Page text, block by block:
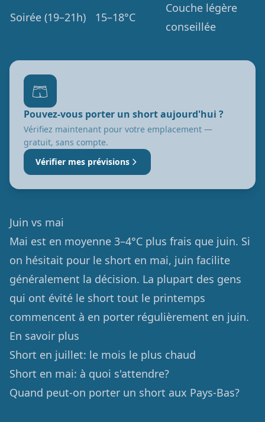
Soirée (19–21h) 15–18°C
Couche légère
conseillée
🩳
Pouvez-vous porter un short aujourd'hui ?
Vérifiez maintenant pour votre emplacement —
gratuit, sans compte.
Vérifier mes prévisions
Juin vs mai
Mai est en moyenne 3–4°C plus frais que juin. Si
on hésitait pour le short en mai, juin facilite
généralement la décision. La plupart des gens
qui ont évité le short tout le printemps
commencent à en porter régulièrement en juin.
En savoir plus
Short en juillet: le mois le plus chaud
Short en mai: à quoi s'attendre?
Quand peut-on porter un short aux Pays-Bas?